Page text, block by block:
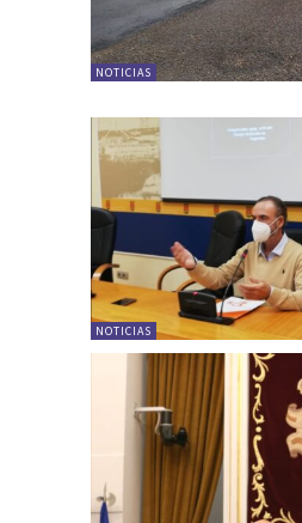
NOTICIAS
NOTICIAS